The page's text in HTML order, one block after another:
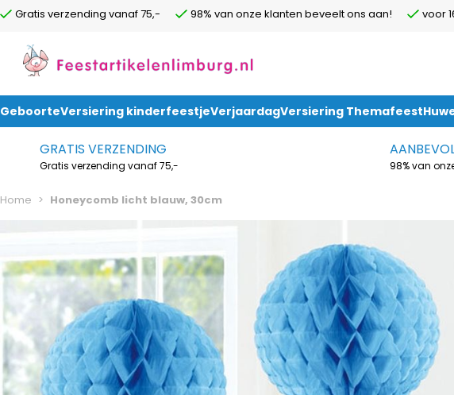
Gratis verzending vanaf 75,- 98% van onze klanten beveelt ons aan! voor
GeboorteVersiering kinderfeestjeVerjaardagVersiering Themafeest
GRATIS VERZENDING
Gratis verzending vanaf 75,- 98% van
Home > Honeycomb licht blauw, 30cm